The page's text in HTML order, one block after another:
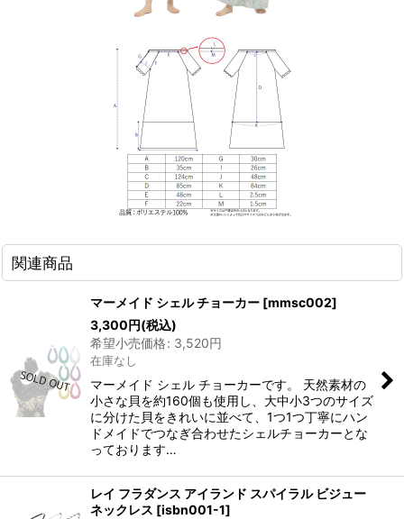
関連商品
マーメイド シェル チョーカー [mmsc002]
3,300円(税込)
希望小売価格: 3,520円
在庫なし
マーメイド シェル チョーカーです。 天然素材の
小さな貝を約160個も使用し、大中小3つのサイズ
に分けた貝をきれいに並べて、1つ1つ丁寧にハン
ドメイドでつなぎ合わせたシェルチョーカーとな
っております…
レイ フラダンス アイランド スパイラル ビジュー
ネックレス [isbn001-1]